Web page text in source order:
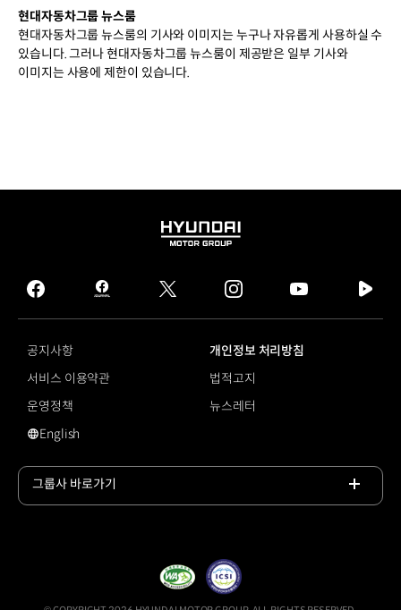
현대자동차그룹 뉴스룸
현대자동차그룹 뉴스룸의 기사와 이미지는 누구나 자유롭게 사용하실 수
있습니다. 그러나 현대자동차그룹 뉴스룸이 제공받은 일부 기사와
이미지는 사용에 제한이 있습니다.
HYUNDAI
GROUP
facebook
hmg
journal
twitter instagram
tv
공지사항
개인정보 처리방침
서비스 이용약관
법적고지
운영정책
뉴스레터
영문 사이트로 이동
English
그룹사 바로가기